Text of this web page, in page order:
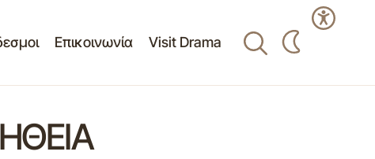
Επικοινωνία Visit Drama